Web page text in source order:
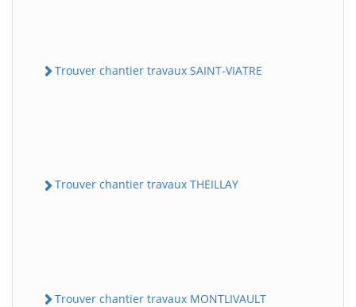
Trouver chantier travaux SAINT-VIATRE
Trouver chantier travaux THEILLAY
Trouver chantier travaux MONTLIVAULT